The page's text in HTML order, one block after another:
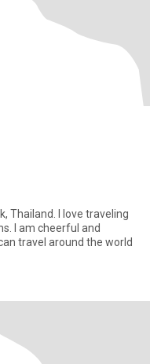
Thailand. I love traveling
I am cheerful and
travel around the world